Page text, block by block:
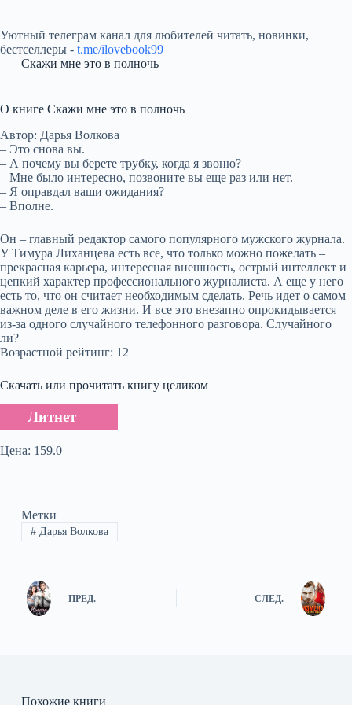
Уютный телеграм канал для любителей читать, новинки,
бестселлеры - t.me/ilovebook99
Скажи мне это в полночь
О книге Скажи мне это в полночь
Автор: Дарья Волкова
– Это снова вы.
– А почему вы берете трубку, когда я звоню?
– Мне было интересно, позвоните вы еще раз или нет.
– Я оправдал ваши ожидания?
– Вполне.
Он – главный редактор самого популярного мужского журнала.
У Тимура Лиханцева есть все, что только можно пожелать –
прекрасная карьера, интересная внешность, острый интеллект и
цепкий характер профессионального журналиста. А еще у него
есть то, что он считает необходимым сделать. Речь идет о самом
важном деле в его жизни. И все это внезапно опрокидывается
из-за одного случайного телефонного разговора. Случайного
ли?
Возрастной рейтинг: 12
Скачать или прочитать книгу целиком
Литнет
Цена: 159.0
Метки
#Дарья Волкова
ПРЕД. СЛЕД.
Похожие книги